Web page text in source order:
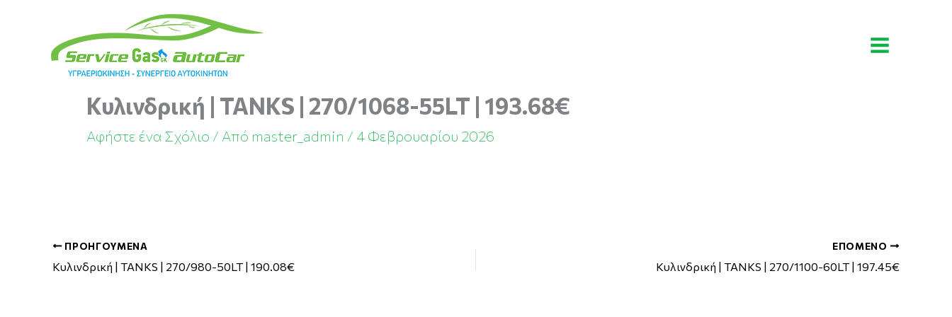
περιεχόμενο
Αναζήτηση
Κυλινδρική | TANKS | 270/1068-55LT | 193.68€
Αφήστε ένα Σχόλιο / Από master_admin / 4 Φεβρουαρίου 2026
ΠΡΟΗΓΟΎΜΕΝΑ
Κυλινδρική | TANKS | 270/980-50LT | 190.08€
ΕΠΌΜΕΝΟ
Κυλινδρική | TANKS | 270/1100-60LT | 197.45€